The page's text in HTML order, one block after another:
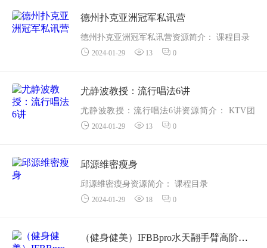
【宣导片】程龙带你玩转尤克里里
01保姆级调音教程，调准音就这么简单
02搞定音阶，...
德州扑克亚洲冠军私讯营
德州扑克亚洲冠军私讯营资源简介： 课程目录
01德州扑克私训营简介.mp4
03常被低估的范围效应（上）.mp4
04常被低...
2024-01-29 13 0
尤静波教授：流行唱法6讲
尤静波教授：流行唱法6讲资源简介： KTV团
建，想唱歌却怕一开口就成笑料;公司年会，唱
小白如何制霸ktv? !
音乐学...
2024-01-29 13 0
邱源维密瘦身
邱源维密瘦身资源简介： 课程目录
01极塑美胸.mp4
03极塑美胸.mp4
2024-01-29 18 0
（健身健美）IFBBpro水天翮手臂高阶训练教学